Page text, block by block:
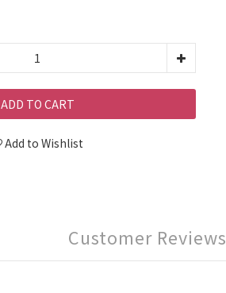
ADD TO CART
Add to Wishlist
Customer Reviews